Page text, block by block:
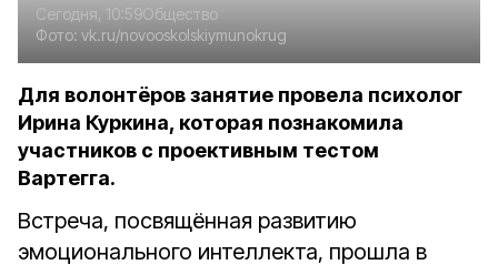
Сегодня, 10:59Общество
Фото: vk.ru/novooskolskiymunokrug
Для волонтёров занятие провела психолог
Ирина Куркина, которая познакомила
участников с проективным тестом
Вартегга.
Встреча, посвящённая развитию
эмоционального интеллекта, прошла в